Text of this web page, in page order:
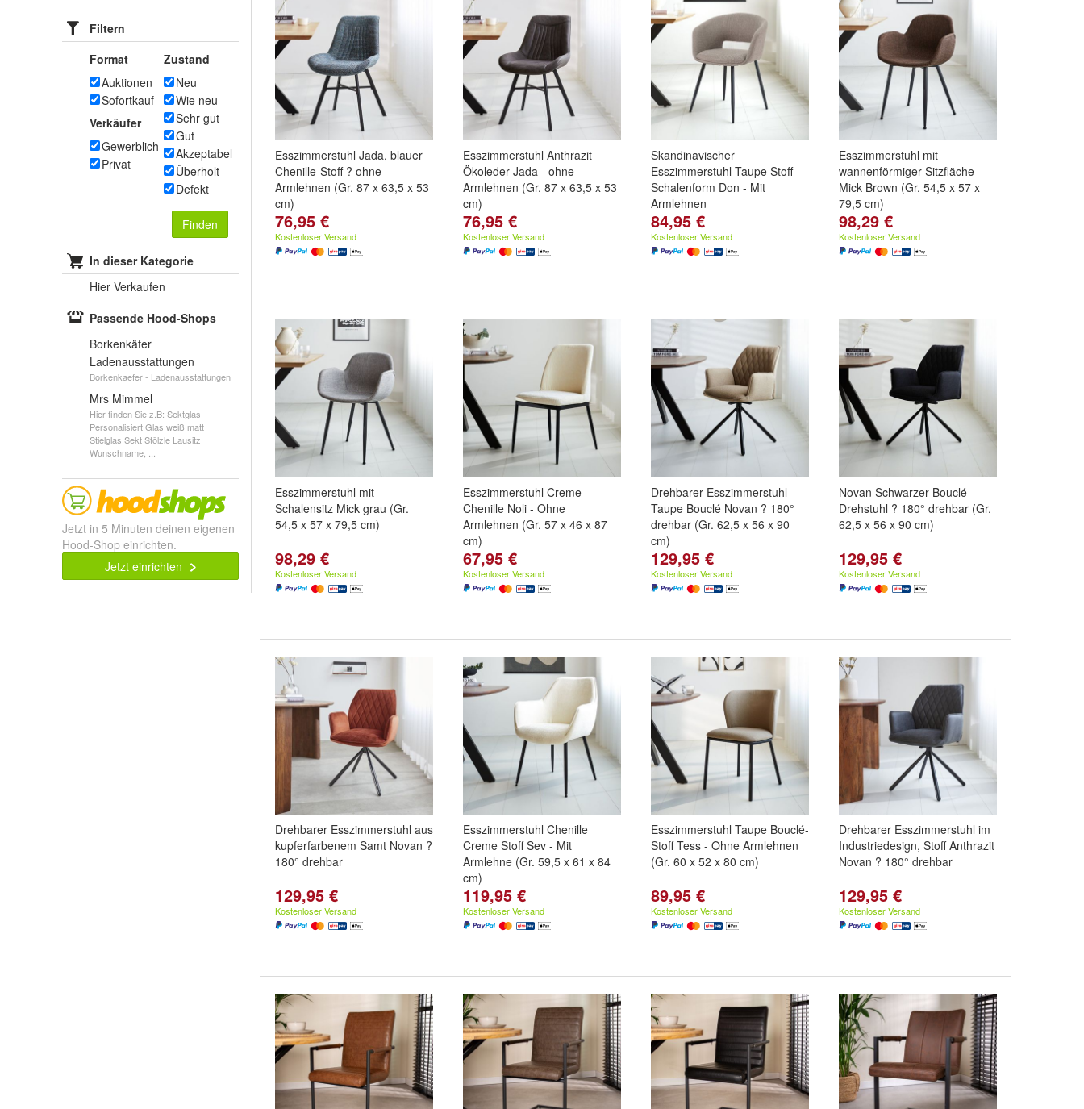
Filtern
Format
Auktionen
Sofortkauf
Verkäufer
Gewerblich
Privat
Zustand
Neu
Wie neu
Sehr gut
Gut
Akzeptabel
Überholt
Defekt
Finden
In dieser Kategorie
Hier Verkaufen
Passende Hood-Shops
Borkenkäfer
Ladenausstattungen
Borkenkaefer - Ladenausstattungen
Mrs Mimmel
Hier finden Sie z.B: Sektglas
Personalisiert Glas weiß matt
Stielglas Sekt Stölzle Lausitz
Wunschname, ...
Jetzt in 5 Minuten deinen eigenen
Hood-Shop einrichten.
Jetzt einrichten
Esszimmerstuhl Jada, blauer
Chenille-Stoff ? ohne
Armlehnen (Gr. 87 x 63,5 x 53
cm)
76,95 €
Kostenloser Versand
Esszimmerstuhl Anthrazit
Ökoleder Jada - ohne
Armlehnen (Gr. 87 x 63,5 x 53
cm)
76,95 €
Kostenloser Versand
Skandinavischer
Esszimmerstuhl Taupe Stoff
Schalenform Don - Mit
Armlehnen
84,95 €
Kostenloser Versand
Esszimmerstuhl mit
wannenförmiger Sitzfläche
Mick Brown (Gr. 54,5 x 57 x
79,5 cm)
98,29 €
Kostenloser Versand
Esszimmerstuhl mit
Schalensitz Mick grau (Gr.
54,5 x 57 x 79,5 cm)
98,29 €
Kostenloser Versand
Esszimmerstuhl Creme
Chenille Noli - Ohne
Armlehnen (Gr. 57 x 46 x 87
cm)
67,95 €
Kostenloser Versand
Drehbarer Esszimmerstuhl
Taupe Bouclé Novan ? 180°
drehbar (Gr. 62,5 x 56 x 90
cm)
129,95 €
Kostenloser Versand
Novan Schwarzer Bouclé-
Drehstuhl ? 180° drehbar (Gr.
62,5 x 56 x 90 cm)
129,95 €
Kostenloser Versand
Drehbarer Esszimmerstuhl aus
kupferfarbenem Samt Novan ?
180° drehbar
129,95 €
Kostenloser Versand
Esszimmerstuhl Chenille
Creme Stoff Sev - Mit
Armlehne (Gr. 59,5 x 61 x 84
cm)
119,95 €
Kostenloser Versand
Esszimmerstuhl Taupe Bouclé-
Stoff Tess - Ohne Armlehnen
(Gr. 60 x 52 x 80 cm)
89,95 €
Kostenloser Versand
Drehbarer Esszimmerstuhl im
Industriedesign, Stoff Anthrazit
Novan ? 180° drehbar
129,95 €
Kostenloser Versand